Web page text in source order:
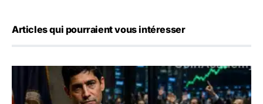
Articles qui pourraient vous intéresser
Emploi américain : 23 000 postes détruits en juillet, les